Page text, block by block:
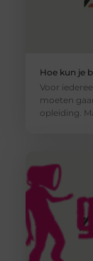
Hoe kun je
Voor
moeten
opleiding.